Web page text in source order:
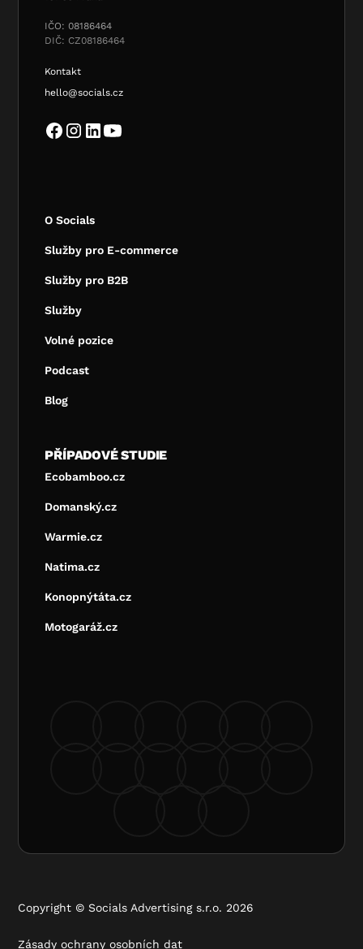
IČO: 08186464
DIČ: CZ08186464
Kontakt
hello@socials.cz
O Socials
Služby pro E-commerce
Služby pro B2B
Služby
Volné pozice
Podcast
Blog
PŘÍPADOVÉ STUDIE
Ecobamboo.cz
Domanský.cz
Warmie.cz
Natima.cz
Konopnýtáta.cz
Motogaráž.cz
Copyright © Socials Advertising s.r.o. 2026
Zásady ochrany osobních dat